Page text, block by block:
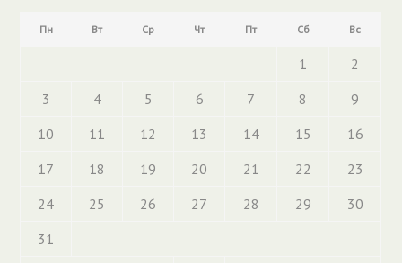
Пн Вт Ср Чт Пт Сб Вс
1
2
3
4 5 6 7 8
9
10
11 12 13 14 15
16
17
18 19 20 21 22
23
24
25 26 27 28 29
30
31